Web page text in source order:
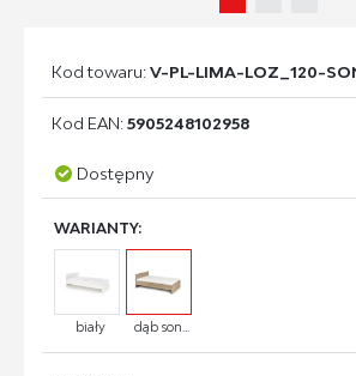
Kod towaru:V-PL-LIMA-LOZ_120-
Kod EAN:5905248102958
Dostępny
WARIANTY:
biały dąb son...